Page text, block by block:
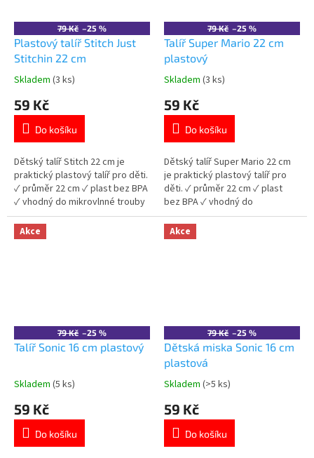
79 Kč –25 %
Plastový talíř Stitch Just
Stitchin 22 cm
Průměrné
produktu
5,0
5
hvězdiček.
Skladem (3 ks)
59 Kč
Do košíku
Dětský talíř Stitch 22 cm je
praktický plastový talíř pro děti.
✓ průměr 22 cm ✓ plast bez BPA
✓ vhodný do mikrovlnné trouby
✓ licencovaný motiv Stitch 👉
Více produktů Stitch
79 Kč –25 %
Talíř Super Mario 22 cm
plastový
Průměrné
produktu
5,0
5
hvězdiček.
Skladem (3 ks)
59 Kč
Do košíku
Dětský talíř Super Mario 22 cm
je praktický plastový talíř pro
děti. ✓ průměr 22 cm ✓ plast
bez BPA ✓ vhodný do
mikrovlnné trouby ✓
licencovaný motiv Super Mario
👉 Více produktů Super Mario
Akce
79 Kč –25 %
Talíř Sonic 16 cm plastový
Průměrné
produktu
5,0
Skladem (5 ks)
59 Kč
Do košíku
Akce
79 Kč –25 %
Dětská miska Sonic 16 cm
plastová
Průměrné
produktu
5,0
Skladem (>5 ks)
59 Kč
Do košíku